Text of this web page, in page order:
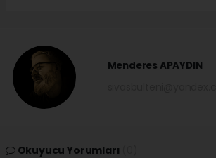
Menderes APAYDIN
Okuyucu Yorumları